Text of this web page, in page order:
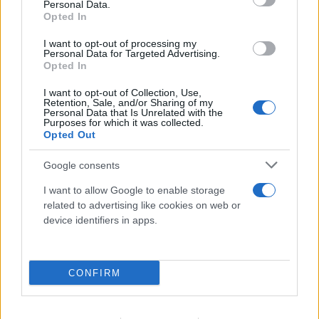
Personal Data.
Opted In
I want to opt-out of processing my
Personal Data for Targeted Advertising.
Opted In
I want to opt-out of Collection, Use,
Retention, Sale, and/or Sharing of my
Personal Data that Is Unrelated with the
Purposes for which it was collected.
Opted Out
Google consents
I want to allow Google to enable storage
related to advertising like cookies on web or
device identifiers in apps.
CONFIRM